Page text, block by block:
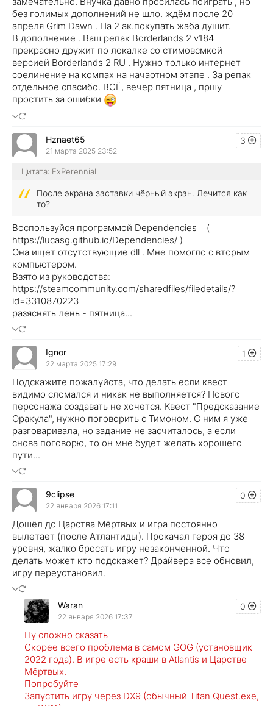
без голимых дополнений не шло. ждём после 20
апреля Grim Dawn . На 2 ак.покупать жаба душит.
В дополнение . Ваш репак Borderlands 2 v184
прекрасно дружит по локалке со стимовсмкой
версией Borderlands 2 RU . Нужно только интернет
соелинение на компах на начаотном этапе . За репак
отдельное спасибо. ВСЁ, вечер пятница , пршу
простить за ошибки
3
Hznaet65
21 марта 2025 23:52
Цитата: ExPerennial
После экрана заставки чёрный экран. Лечится как
то?
Воспользуйся программой Dependencies (
https://lucasg.github.io/Dependencies/ )
Она ищет отсутствующие dll . Мне помогло с вторым
компьютером.
Взято из руководства:
https://steamcommunity.com/sharedfiles/filedetails/?
id=3310870223
разяснять лень - пятница...
1
Ignor
22 марта 2025 17:29
Подскажите пожалуйста, что делать если квест
видимо сломался и никак не выполняется? Нового
персонажа создавать не хочется. Квест "Предсказание
Оракула", нужно поговорить с Тимоном. С ним я уже
разговаривала, но задание не засчиталось, а если
снова поговорю, то он мне будет желать хорошего
пути...
0
9clipse
22 января 2026 17:11
Дошёл до Царства Мёртвых и игра постоянно
вылетает (после Атлантиды). Прокачал героя до 38
уровня, жалко бросать игру незаконченной. Что
делать может кто подскажет? Драйвера все обновил,
игру переустановил.
0
Waran
22 января 2026 17:37
Ну сложно сказать
Скорее всего проблема в самом GOG (установщик
2022 года). В игре есть краши в Atlantis и Царстве
Мёртвых.
Попробуйте
Запустить игру через DX9 (обычный Titan Quest.exe,